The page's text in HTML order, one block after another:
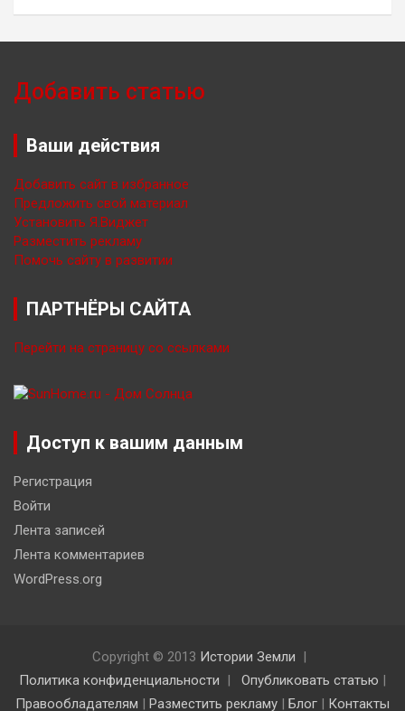
Добавить статью
Ваши действия
Добавить сайт в избранное
Предложить свой материал
Установить Я.Виджет
Разместить рекламу
Помочь сайту в развитии
ПАРТНЁРЫ САЙТА
Перейти на страницу со ссылками
Доступ к вашим данным
Регистрация
Войти
Лента записей
Лента комментариев
WordPress.org
Copyright © 2013 Истории Земли
Политика конфиденциальности
Опубликовать статью |
Правообладателям | Разместить рекламу | Блог | Контакты